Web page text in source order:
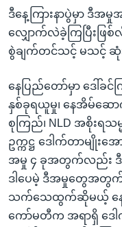
ဒီနေ့ကြားနာပွဲမှာ
လျှောက်လဲခဲ့ကြပြီးဖြ
စွဲချက်တင်သင့် မသင့် ဆုံ
နေပြည်တော်မှာ ဒေါ်ခ
နှစ်ခုရယူမှု၊ နေအိမ်ဆေ
စုကြည်၊ NLD အစိုးရသ
ဥက္ကဋ္ဌ ဒေါက်တာမျိုး
အမှု ၄ ခုအတွက်လည်း ဒီနေ့
ဒါပေမဲ့ ဒီအမှုတွေအတွ
သက်သေထွက်ဆိုမယ့် နေပ
ကော်မတီက အရာရှိ ဒေါ